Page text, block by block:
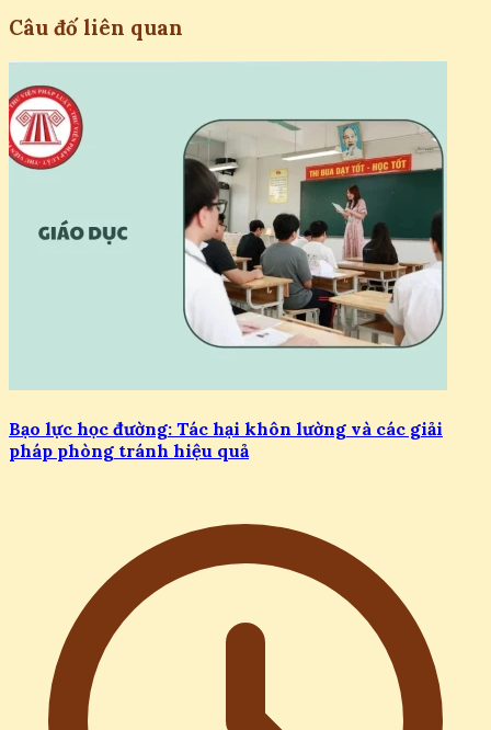
Câu đố liên quan
Bạo lực học đường: Tác hại khôn lường và các giải
pháp phòng tránh hiệu quả